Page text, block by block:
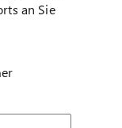
an Sie